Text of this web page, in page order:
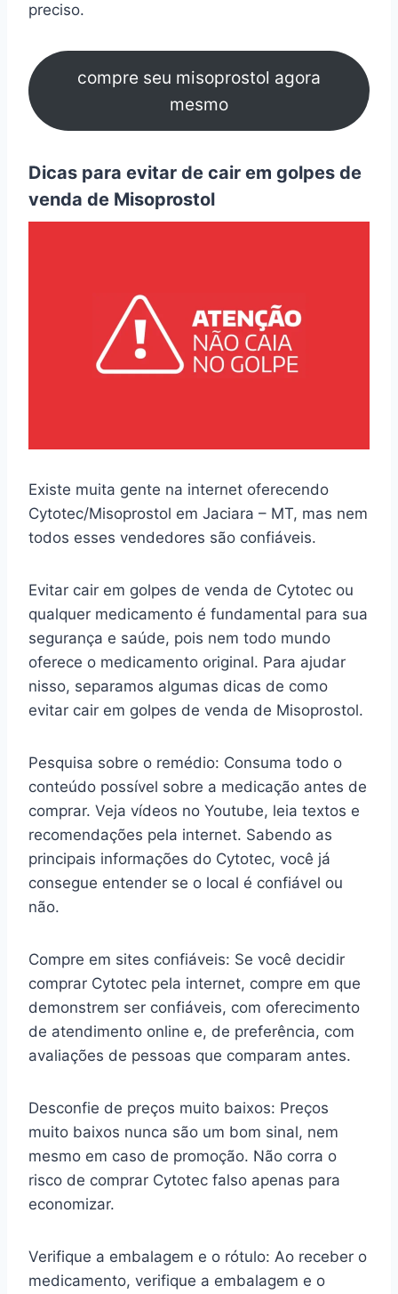
preciso.
compre seu misoprostol agora
mesmo
Dicas para evitar de cair em golpes de
venda de Misoprostol
Existe muita gente na internet oferecendo
Cytotec/Misoprostol em Jaciara – MT, mas nem
todos esses vendedores são confiáveis.
Evitar cair em golpes de venda de Cytotec ou
qualquer medicamento é fundamental para sua
segurança e saúde, pois nem todo mundo
oferece o medicamento original. Para ajudar
nisso, separamos algumas dicas de como
evitar cair em golpes de venda de Misoprostol.
Pesquisa sobre o remédio: Consuma todo o
conteúdo possível sobre a medicação antes de
comprar. Veja vídeos no Youtube, leia textos e
recomendações pela internet. Sabendo as
principais informações do Cytotec, você já
consegue entender se o local é confiável ou
não.
Compre em sites confiáveis: Se você decidir
comprar Cytotec pela internet, compre em que
demonstrem ser confiáveis, com oferecimento
de atendimento online e, de preferência, com
avaliações de pessoas que comparam antes.
Desconfie de preços muito baixos: Preços
muito baixos nunca são um bom sinal, nem
mesmo em caso de promoção. Não corra o
risco de comprar Cytotec falso apenas para
economizar.
Verifique a embalagem e o rótulo: Ao receber o
medicamento, verifique a embalagem e o